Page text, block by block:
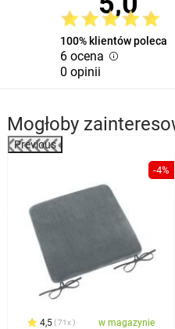
100% klientów poleca
6 ocena
0 opinii
Mogłoby
Previous
-4%
4,5 71x w magazynie